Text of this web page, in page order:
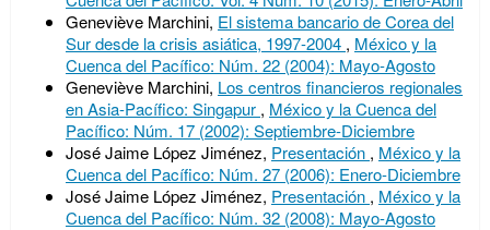
Geneviève Marchini, El sistema bancario de Corea del
Sur desde la crisis asiática, 1997-2004 , México y la
Cuenca del Pacífico: Núm. 22 (2004): Mayo-Agosto
Geneviève Marchini, Los centros financieros regionales
en Asia-Pacífico: Singapur , México y la Cuenca del
Pacífico: Núm. 17 (2002): Septiembre-Diciembre
José Jaime López Jiménez, Presentación , México y la
Cuenca del Pacífico: Núm. 27 (2006): Enero-Diciembre
José Jaime López Jiménez, Presentación , México y la
Cuenca del Pacífico: Núm. 32 (2008): Mayo-Agosto